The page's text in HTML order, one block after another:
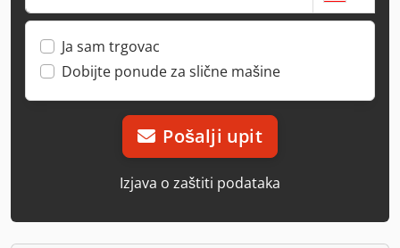
Ja sam trgovac
Dobijte ponude za slične mašine
Pošalji upit
Izjava o zaštiti podataka